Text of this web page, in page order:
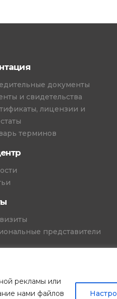
рекламы или
нами файлов
документы
и свидетельства
лицензии и
терминов
представители
сайта "Косатка